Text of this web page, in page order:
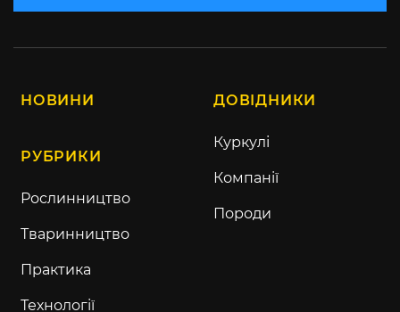
НОВИНИ
РУБРИКИ
Рослинництво
Тваринництво
Практика
Технології
ДОВІДНИКИ
Куркулі
Компанії
Породи